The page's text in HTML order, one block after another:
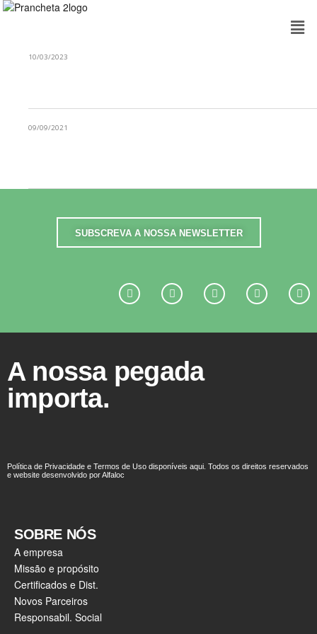
10/03/2023
09/09/2021
SUBSCREVA A NOSSA NEWSLETTER
A nossa pegada
importa.
Política de Privacidade e Termos de Uso disponíveis aqui. Todos os direitos reservados
e website desenvolvido por Alfaloc
SOBRE NÓS
A empresa
Missão e propósito
Certificados e Dist.
Novos Parceiros
Responsabil. Social